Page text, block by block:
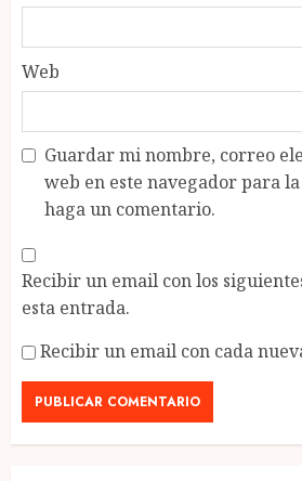
Web
Guardar mi nombre, correo
web en este navegador para
haga un comentario.
Recibir un email con los
esta entrada.
Recibir un email con cada